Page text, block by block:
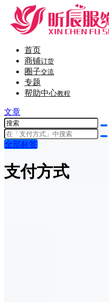
首页
商铺订货
圈子交流
专题
帮助中心教程
文章
全部标签
支付方式